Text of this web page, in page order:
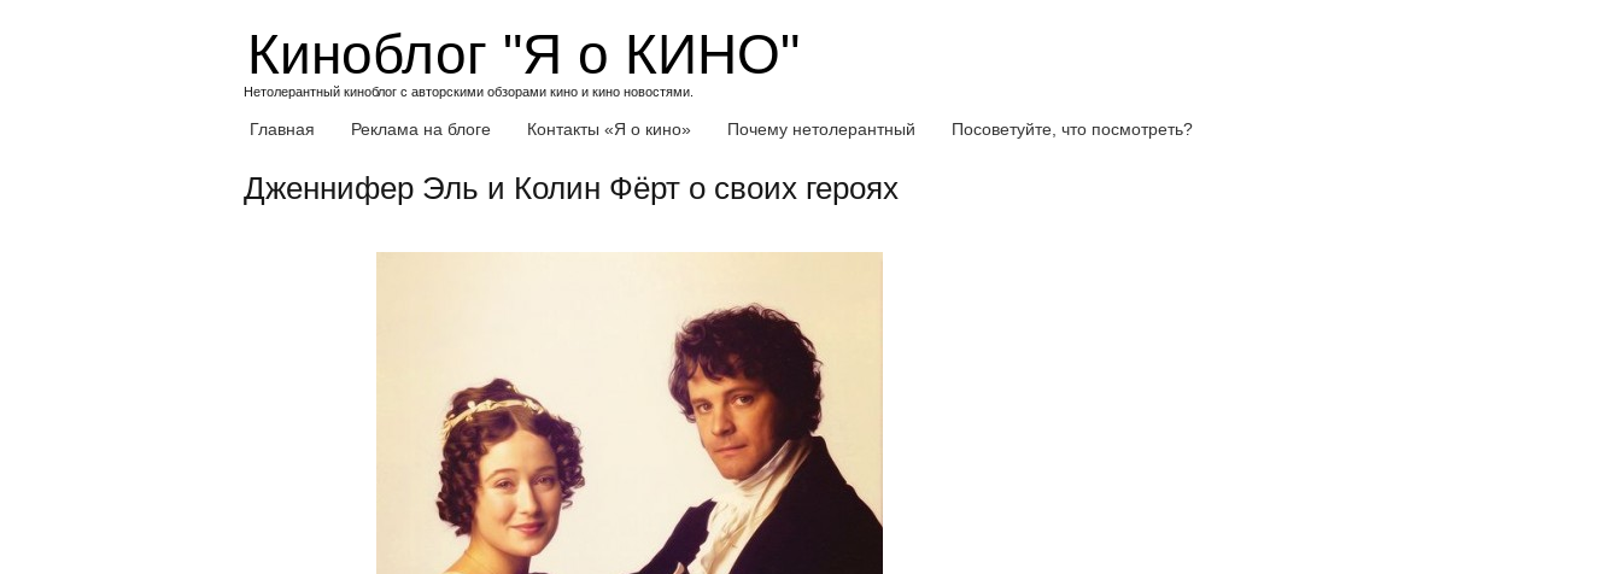
Киноблог "Я о КИНО"
Нетолерантный киноблог с авторскими обзорами кино и кино новостями.
Главная Реклама на блоге Контакты «Я о кино» Почему нетолерантный Посоветуйте, что посмотреть?
Дженнифер Эль и Колин Фёрт о своих героях